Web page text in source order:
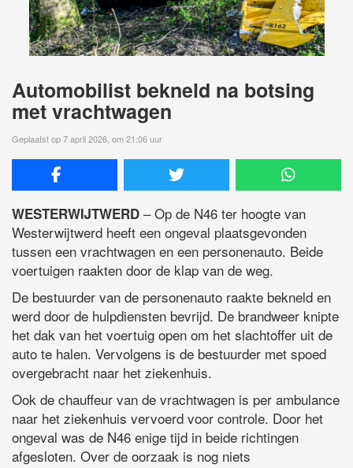
Automobilist bekneld na botsing
met vrachtwagen
Geplaatst op 7 april 2026, om 21:06 uur
WESTERWIJTWERD – Op de N46 ter hoogte van
Westerwijtwerd heeft een ongeval plaatsgevonden
tussen een vrachtwagen en een personenauto. Beide
voertuigen raakten door de klap van de weg.
De bestuurder van de personenauto raakte bekneld en
werd door de hulpdiensten bevrijd. De brandweer knipte
het dak van het voertuig open om het slachtoffer uit de
auto te halen. Vervolgens is de bestuurder met spoed
overgebracht naar het ziekenhuis.
Ook de chauffeur van de vrachtwagen is per ambulance
naar het ziekenhuis vervoerd voor controle. Door het
ongeval was de N46 enige tijd in beide richtingen
afgesloten. Over de oorzaak is nog niets